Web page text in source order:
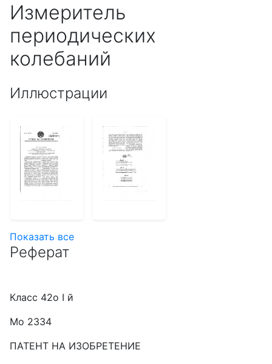
Измеритель
периодических
колебаний
Иллюстрации
Показать все
Реферат
Класс 42о I й
Мо 2334
ПАТЕНТ НА ИЗОБРЕТЕНИЕ